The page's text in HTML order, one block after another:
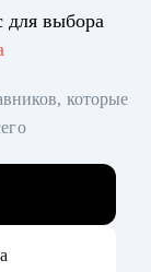
для выбора
которые